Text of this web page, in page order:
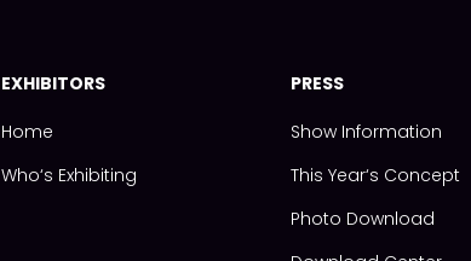
EXHIBITORS
Home
Who‘s Exhibiting
PRESS
Show Information
This Year‘s Concept
Photo Download